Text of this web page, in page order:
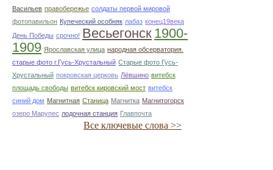
Васильев правобережье солдаты первой мировой
фотопавильон Купеческий особняк лабаз конец19века
День Победы срочно! Весьегонск 1900-
1909 Ярославская улица народная обсерватория.
старые фото г.Гусь-Хрустальный Старые фото Гусь-
Хрустальный покровская церковь Лёвшино витебск
площадь свободы витебск кировский мост витебск
синий дом Магнитная Станица Магнитка Магнитогорск
озеро Марупес лодочная станция Главпочта
Все ключевые слова >>